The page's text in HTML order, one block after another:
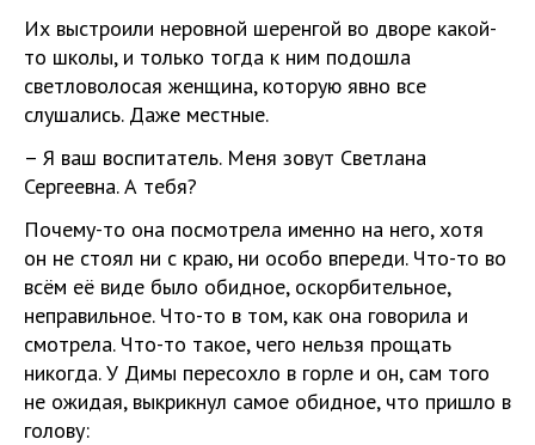
Их выстроили неровной шеренгой во дворе какой-
то школы, и только тогда к ним подошла
светловолосая женщина, которую явно все
слушались. Даже местные.
– Я ваш воспитатель. Меня зовут Светлана
Сергеевна. А тебя?
Почему-то она посмотрела именно на него, хотя
он не стоял ни с краю, ни особо впереди. Что-то во
всём её виде было обидное, оскорбительное,
неправильное. Что-то в том, как она говорила и
смотрела. Что-то такое, чего нельзя прощать
никогда. У Димы пересохло в горле и он, сам того
не ожидая, выкрикнул самое обидное, что пришло в
голову: